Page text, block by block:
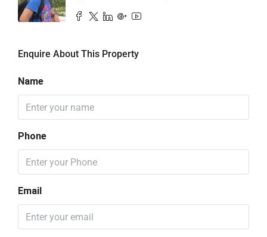
Enquire About This Property
Name
Phone
Email